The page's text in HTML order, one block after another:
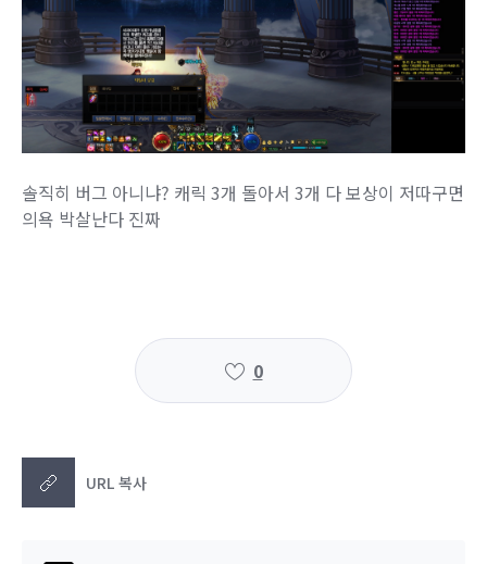
솔직히 버그 아니냐? 캐릭 3개 돌아서 3개 다 보상이 저따구면
의욕 박살난다 진짜
0
URL 복사